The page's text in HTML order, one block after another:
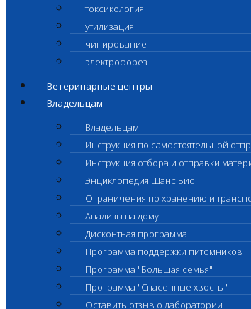
токсикология
утилизация
чипирование
электрофорез
Ветеринарные центры
Владельцам
Владельцам
Инструкция по самостоятельной
Инструкция отбора и отправки
Энциклопедия Шанс Био
Ограничения по хранению и
Анализы на дому
Дисконтная программа
Программа поддержки питомников
Программа "Большая семья"
Программа "Спасенные хвосты"
Оставить отзыв о лаборатории